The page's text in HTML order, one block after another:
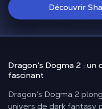
Découvrir
Dragon’s Dogma 2 : un
fascinant
Dragon’s Dogma 2
univers de dark fantasy